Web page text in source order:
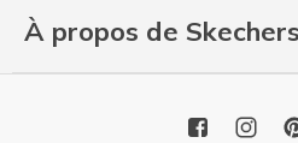
À propos de Skechers